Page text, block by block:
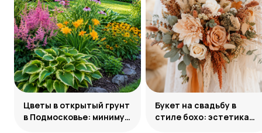
Цветы в открытый грунт
в Подмосковье: минимум
Букет на свадьбу в
стиле бохо: эстетика